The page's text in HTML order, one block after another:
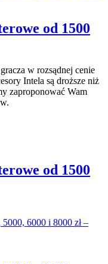
od 1500
w rozsądnej cenie
Intela są droższe niż
zaproponować Wam
od 1500